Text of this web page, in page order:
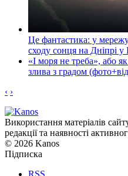
Це фантастика: у
сходу сонця на Дніпрі у
«І моря не треба», або
злива з градом
‹ ›
Використання матеріалів
редакції та наявності
© 2026 Kanos
Підписка
RSS